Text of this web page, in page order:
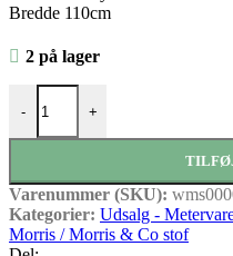
Bredde 110cm
2 på lager
-
Acanthus Blomme antal
+
Varenummer (SKU):
Kategorier: Udsalg -
Morris / Morris & Co stof